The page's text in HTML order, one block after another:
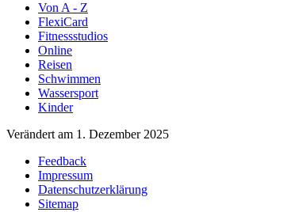
Von A - Z
FlexiCard
Fitnessstudios
Online
Reisen
Schwimmen
Wassersport
Kinder
Verändert am 1. Dezember 2025
Feedback
Impressum
Datenschutzerklärung
Sitemap